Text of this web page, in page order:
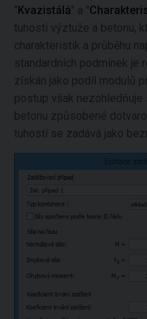
"Kvazistálá" a "
tuhostí výztuže a betonu,
charakteristik a průběhu
standardních podmínek je
získán jako podíl modulů
postup však
betonu způsobené
tuhostí se zadává jako